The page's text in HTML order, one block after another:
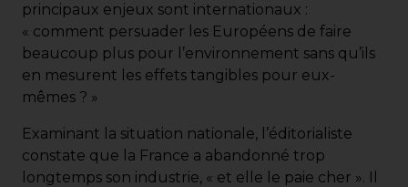
principaux enjeux sont internationaux :
« comment persuader les Européens de faire
beaucoup plus pour l’environnement sans qu’ils
en mesurent les effets tangibles pour eux-
mêmes ? »
Examinant la situation nationale, l’éditorialiste
constate que la France a abandonné trop
longtemps son industrie, « et elle le paie cher ». Il